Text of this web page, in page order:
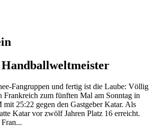
Fangruppen und fertig ist die Laube: Völlig
Frankreich zum fünften Mal am Sonntag in
25:22 gegen den Gastgeber Katar. Als
Katar vor zwölf Jahren Platz 16 erreicht.